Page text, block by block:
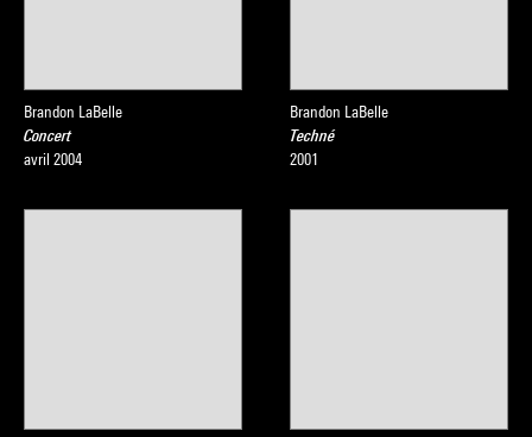
Brandon LaBelle
Concert
avril 2004
Brandon LaBelle
Techné
2001